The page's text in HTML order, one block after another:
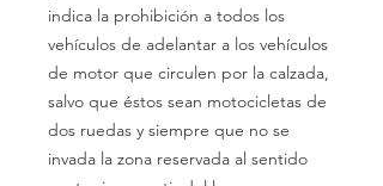
indica la prohibición a todos los
vehículos de adelantar a los vehículos
de motor que circulen por la calzada,
salvo que éstos sean motocicletas de
dos ruedas y siempre que no se
invada la zona reservada al sentido